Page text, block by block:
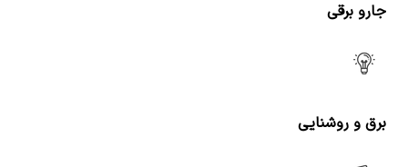
جارو برقی
برق و روشنایی